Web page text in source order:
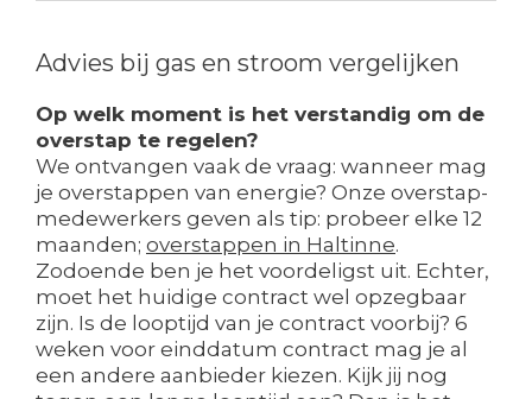
Advies bij gas en stroom vergelijken
Op welk moment is het verstandig om de
overstap te regelen?
We ontvangen vaak de vraag: wanneer mag
je overstappen van energie? Onze overstap-
medewerkers geven als tip: probeer elke 12
maanden; overstappen in Haltinne.
Zodoende ben je het voordeligst uit. Echter,
moet het huidige contract wel opzegbaar
zijn. Is de looptijd van je contract voorbij? 6
weken voor einddatum contract mag je al
een andere aanbieder kiezen. Kijk jij nog